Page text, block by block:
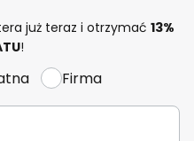
już teraz i otrzymać 13%
!
Firma